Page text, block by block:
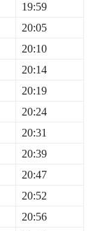
19:59
20:05
20:10
20:14
20:19
20:24
20:31
20:39
20:47
20:52
20:56